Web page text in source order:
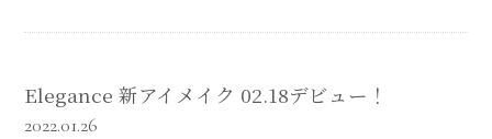
Elegance 新アイメイク 02.18デビュー！
2022.01.26